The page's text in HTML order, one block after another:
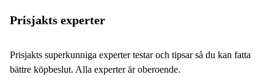
Prisjakts experter
Prisjakts superkunniga experter testar och tipsar så du kan fatta
bättre köpbeslut. Alla experter är oberoende.